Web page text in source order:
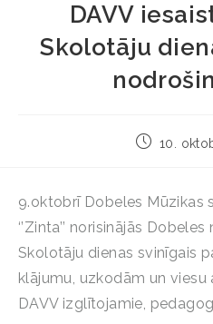
DAVV
Skolotāju
10.
9.oktobrī Dobeles Mūzikas
‘’Zinta’’ norisinājās
Skolotāju dienas svinīgais
klājumu, uzkodām un
DAVV izglītojamie,